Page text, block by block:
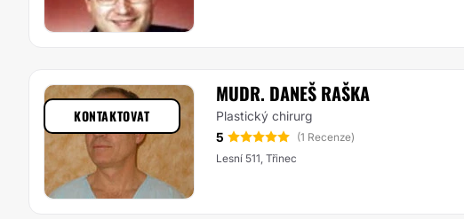
MUDR. DANEŠ RAŠKA
Plastický chirurg
5
(1 Recenze)
Lesní 511, Třinec
KONTAKTOVAT